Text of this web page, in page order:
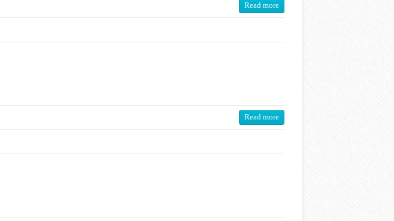
Read more
Read more